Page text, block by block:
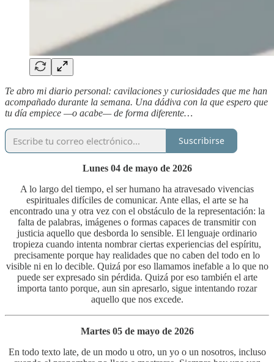
Te abro mi diario personal: cavilaciones y curiosidades que me han
acompañado durante la semana. Una dádiva con la que espero que
tu día empiece —o acabe— de forma diferente…
Suscribirse
Lunes 04 de mayo de 2026
A lo largo del tiempo, el ser humano ha atravesado vivencias
espirituales difíciles de comunicar. Ante ellas, el arte se ha
encontrado una y otra vez con el obstáculo de la representación: la
falta de palabras, imágenes o formas capaces de transmitir con
justicia aquello que desborda lo sensible. El lenguaje ordinario
tropieza cuando intenta nombrar ciertas experiencias del espíritu,
precisamente porque hay realidades que no caben del todo en lo
visible ni en lo decible. Quizá por eso llamamos inefable a lo que no
puede ser expresado sin pérdida. Quizá por eso también el arte
importa tanto porque, aun sin apresarlo, sigue intentando rozar
aquello que nos excede.
Martes 05 de mayo de 2026
En todo texto late, de un modo u otro, un yo o un nosotros, incluso